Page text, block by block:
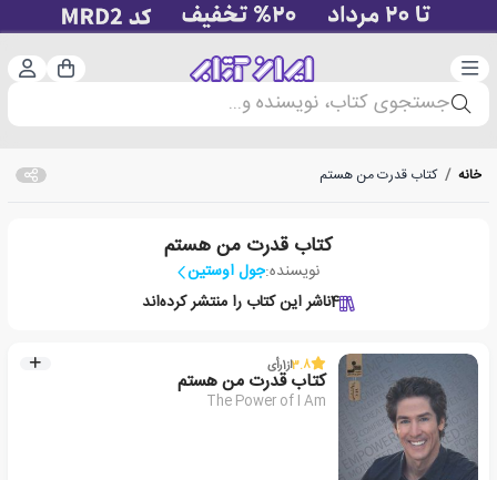
دسته‌بندی سبد
جستجوی کتاب، نویسنده و...
خانه / کتاب قدرت من هستم
کتاب قدرت من هستم
نویسنده:جول اوستین
4ناشر این کتاب را منتشر کرده‌اند
3.8از1رأی
کتاب قدرت من هستم
The Power of I Am